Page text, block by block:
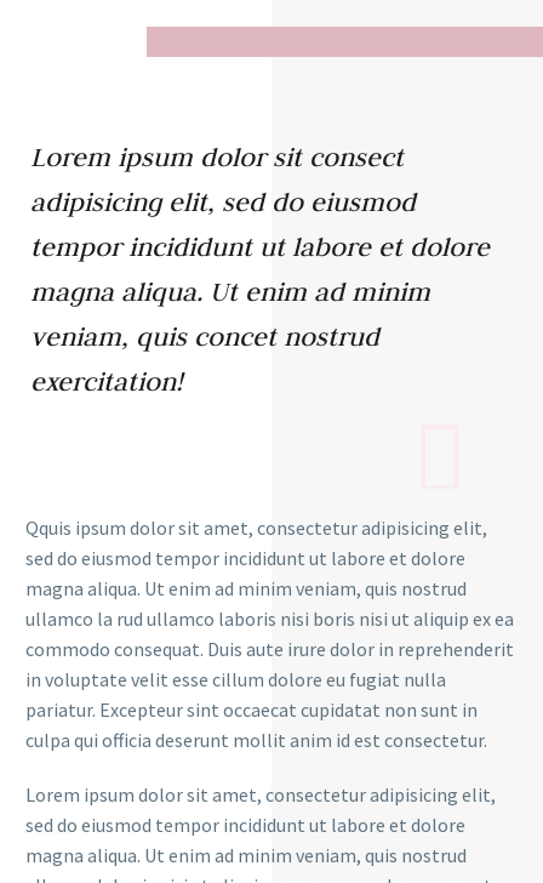
Lorem ipsum dolor sit consect
adipisicing elit, sed do eiusmod
tempor incididunt ut labore et dolore
magna aliqua. Ut enim ad minim
veniam, quis concet nostrud
exercitation!
Qquis ipsum dolor sit amet, consectetur adipisicing elit,
sed do eiusmod tempor incididunt ut labore et dolore
magna aliqua. Ut enim ad minim veniam, quis nostrud
ullamco la rud ullamco laboris nisi boris nisi ut aliquip ex ea
commodo consequat. Duis aute irure dolor in reprehenderit
in voluptate velit esse cillum dolore eu fugiat nulla
pariatur. Excepteur sint occaecat cupidatat non sunt in
culpa qui officia deserunt mollit anim id est consectetur.
Lorem ipsum dolor sit amet, consectetur adipisicing elit,
sed do eiusmod tempor incididunt ut labore et dolore
magna aliqua. Ut enim ad minim veniam, quis nostrud